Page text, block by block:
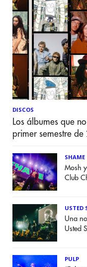
DISCOS
Los álbumes que
primer semestre de
SHAME
Mosh
Club
USTED
Una
Usted
PULP